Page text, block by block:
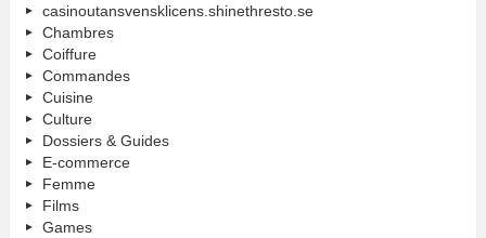
casinoutansvensklicens.shinethresto.se
Chambres
Coiffure
Commandes
Cuisine
Culture
Dossiers & Guides
E-commerce
Femme
Films
Games